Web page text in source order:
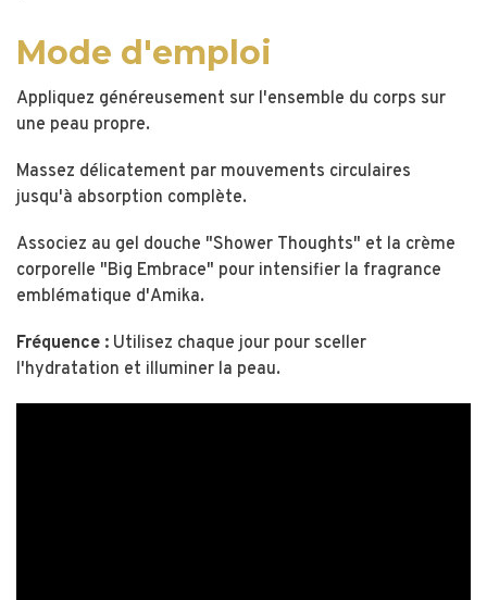
Mode d'emploi
Appliquez généreusement sur l'ensemble du corps sur
une peau propre.
Massez délicatement par mouvements circulaires
jusqu'à absorption complète.
Associez au gel douche "Shower Thoughts" et la crème
corporelle "Big Embrace" pour intensifier la fragrance
emblématique d'Amika.
Fréquence : Utilisez chaque jour pour sceller
l'hydratation et illuminer la peau.